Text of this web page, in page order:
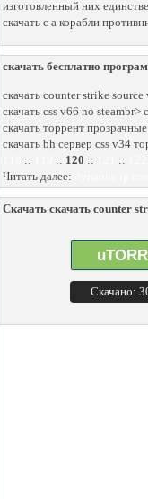
изготовленный них
скачать с а корабли
скачать бесплатно
скачать counter strike
скачать css v66 no steambr>
скачать торрент
скачать bh сервер css v34
:: :: 120 :: ::
Читать далее:
Скачать скачать counter
Скачано: